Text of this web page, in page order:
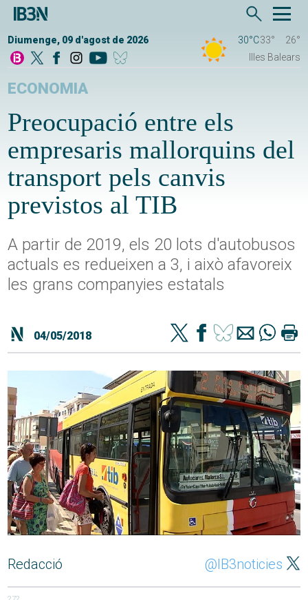
Diumenge, 09 d'agost de 2026 30°C33°
26°
Illes Balears
ECONOMIA
Preocupació entre els
empresaris mallorquins del
transport pels canvis
previstos al TIB
A partir de 2019, els 20 lots d'autobusos
actuals es redueixen a 3, i això afavoreix
les grans companyies estatals
04/05/2018
Redacció @IB3noticies